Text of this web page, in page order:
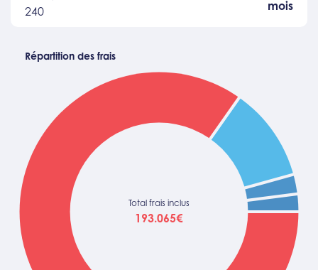
240 mois
Répartition des frais
Total frais inclus
193.065€